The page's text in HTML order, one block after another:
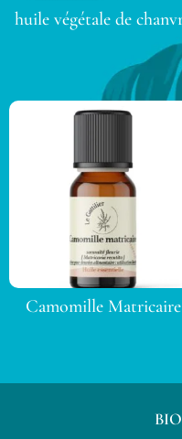
huile végétale de
Camomille Matricaire